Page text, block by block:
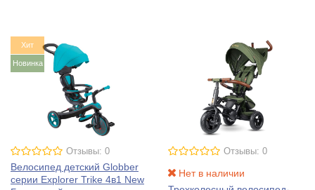
Хит
Новинка
Отзывы: 0
Велосипед детский Globber
серии Explorer Trike 4в1 New
Отзывы: 0
Нет в наличии